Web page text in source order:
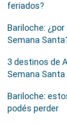
feriados?
Bariloche:
Semana
3 destinos de
Semana Santa
Bariloche:
podés perder